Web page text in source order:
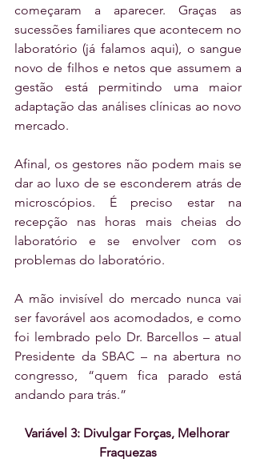
começaram a aparecer. Graças as
sucessões familiares que acontecem no
laboratório (já falamos aqui), o sangue
novo de filhos e netos que assumem a
gestão está permitindo uma maior
adaptação das análises clínicas ao novo
mercado.
Afinal, os gestores não podem mais se
dar ao luxo de se esconderem atrás de
microscópios. É preciso estar na
recepção nas horas mais cheias do
laboratório e se envolver com os
problemas do laboratório.
A mão invisível do mercado nunca vai
ser favorável aos acomodados, e como
foi lembrado pelo Dr. Barcellos – atual
Presidente da SBAC – na abertura no
congresso, “quem fica parado está
andando para trás.”
Variável 3: Divulgar Forças, Melhorar
Fraquezas